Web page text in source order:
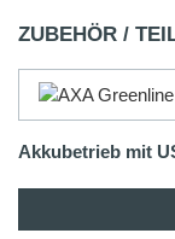
ZUBEHÖR /
Akkubetrieb mit